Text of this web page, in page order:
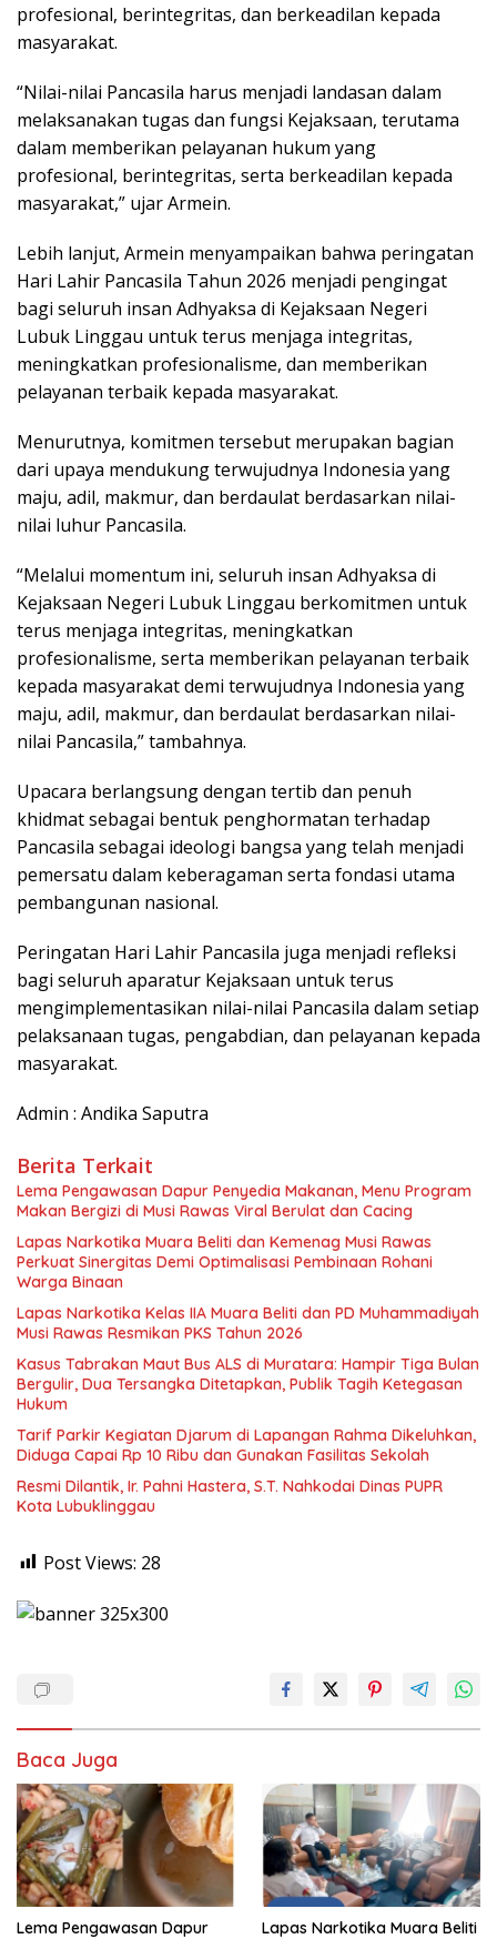
profesional, berintegritas, dan berkeadilan kepada
masyarakat.
​“Nilai-nilai Pancasila harus menjadi landasan dalam
melaksanakan tugas dan fungsi Kejaksaan, terutama
dalam memberikan pelayanan hukum yang
profesional, berintegritas, serta berkeadilan kepada
masyarakat,” ujar Armein.
​Lebih lanjut, Armein menyampaikan bahwa peringatan
Hari Lahir Pancasila Tahun 2026 menjadi pengingat
bagi seluruh insan Adhyaksa di Kejaksaan Negeri
Lubuk Linggau untuk terus menjaga integritas,
meningkatkan profesionalisme, dan memberikan
pelayanan terbaik kepada masyarakat.
​Menurutnya, komitmen tersebut merupakan bagian
dari upaya mendukung terwujudnya Indonesia yang
maju, adil, makmur, dan berdaulat berdasarkan nilai-
nilai luhur Pancasila.
​“Melalui momentum ini, seluruh insan Adhyaksa di
Kejaksaan Negeri Lubuk Linggau berkomitmen untuk
terus menjaga integritas, meningkatkan
profesionalisme, serta memberikan pelayanan terbaik
kepada masyarakat demi terwujudnya Indonesia yang
maju, adil, makmur, dan berdaulat berdasarkan nilai-
nilai Pancasila,” tambahnya.
​Upacara berlangsung dengan tertib dan penuh
khidmat sebagai bentuk penghormatan terhadap
Pancasila sebagai ideologi bangsa yang telah menjadi
pemersatu dalam keberagaman serta fondasi utama
pembangunan nasional.
​Peringatan Hari Lahir Pancasila juga menjadi refleksi
bagi seluruh aparatur Kejaksaan untuk terus
mengimplementasikan nilai-nilai Pancasila dalam setiap
pelaksanaan tugas, pengabdian, dan pelayanan kepada
masyarakat.
Admin : Andika Saputra
Berita Terkait
Lema Pengawasan Dapur Penyedia Makanan, Menu Program
Makan Bergizi di Musi Rawas Viral Berulat dan Cacing
Lapas Narkotika Muara Beliti dan Kemenag Musi Rawas
Perkuat Sinergitas Demi Optimalisasi Pembinaan Rohani
Warga Binaan
Lapas Narkotika Kelas IIA Muara Beliti dan PD Muhammadiyah
Musi Rawas Resmikan PKS Tahun 2026
Kasus Tabrakan Maut Bus ALS di Muratara: Hampir Tiga Bulan
Bergulir, Dua Tersangka Ditetapkan, Publik Tagih Ketegasan
Hukum
Tarif Parkir Kegiatan Djarum di Lapangan Rahma Dikeluhkan,
Diduga Capai Rp 10 Ribu dan Gunakan Fasilitas Sekolah
Resmi Dilantik, Ir. Pahni Hastera, S.T. Nahkodai Dinas PUPR
Kota Lubuklinggau
Post Views: 28
Baca Juga
Lema Pengawasan Dapur
Lapas Narkotika Muara Beliti